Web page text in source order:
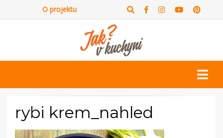
O projektu
rybi krem_nahled